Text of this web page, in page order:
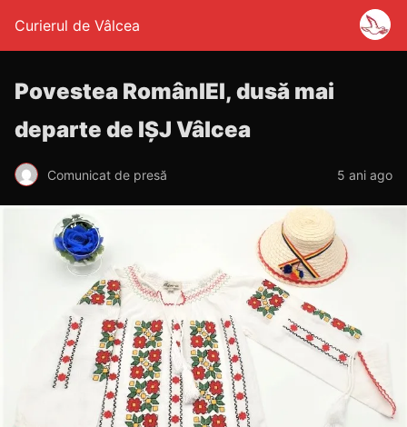
Curierul de Vâlcea
Povestea RomânIEI, dusă mai
departe de IȘJ Vâlcea
Comunicat de presă 5 ani ago